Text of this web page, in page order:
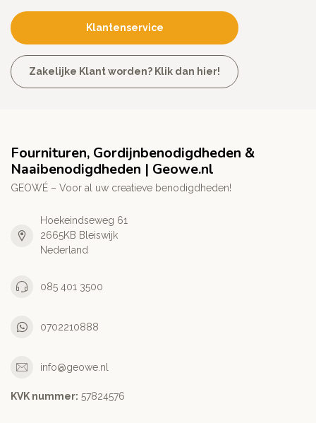
Klantenservice
Zakelijke Klant worden? Klik dan hier!
Fournituren, Gordijnbenodigdheden &
Naaibenodigdheden | Geowe.nl
GEOWÉ – Voor al uw creatieve benodigdheden!
Hoekeindseweg 61
2665KB Bleiswijk
Nederland
085 401 3500
0702210888
info@geowe.nl
KVK nummer: ‭57824576‬